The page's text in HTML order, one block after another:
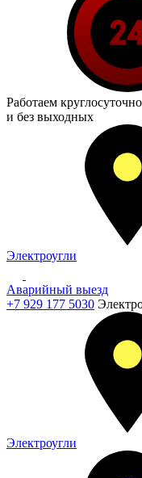
Работаем круглосуточно
и без выходных
Электроугли
Аварийный выезд
+7 929 177 5030
Электроугли